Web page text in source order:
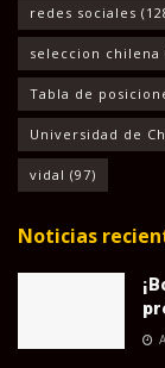
redes sociales
seleccion chilena
Tabla de
Universidad de
vidal (97)
Noticias